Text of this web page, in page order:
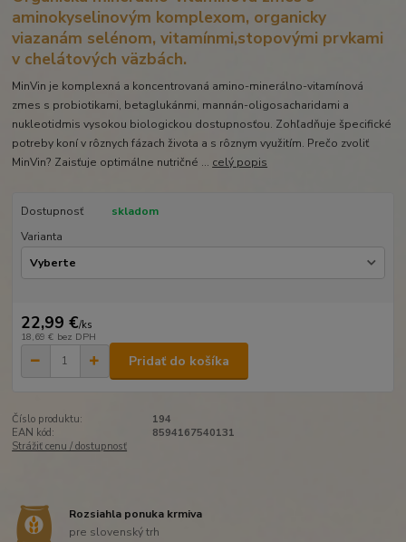
aminokyselinovým komplexom, organicky
viazanám selénom, vitamínmi,stopovými prvkami
v chelátových väzbách.
MinVin je komplexná a koncentrovaná amino-minerálno-vitamínová
zmes s probiotikami, betaglukánmi, mannán-oligosacharidami a
nukleotidmis vysokou biologickou dostupnosťou. Zohľadňuje špecifické
potreby koní v rôznych fázach života a s rôznym využitím. Prečo zvoliť
MinVin? Zaisťuje optimálne nutričné ... celý popis
Dostupnosť
skladom
Varianta
22,99 €/ks
18,69 € bez DPH
Pridať do košíka
Číslo produktu:
194
EAN kód:
8594167540131
Strážiť cenu / dostupnosť
Rozsiahla ponuka krmiva
pre slovenský trh